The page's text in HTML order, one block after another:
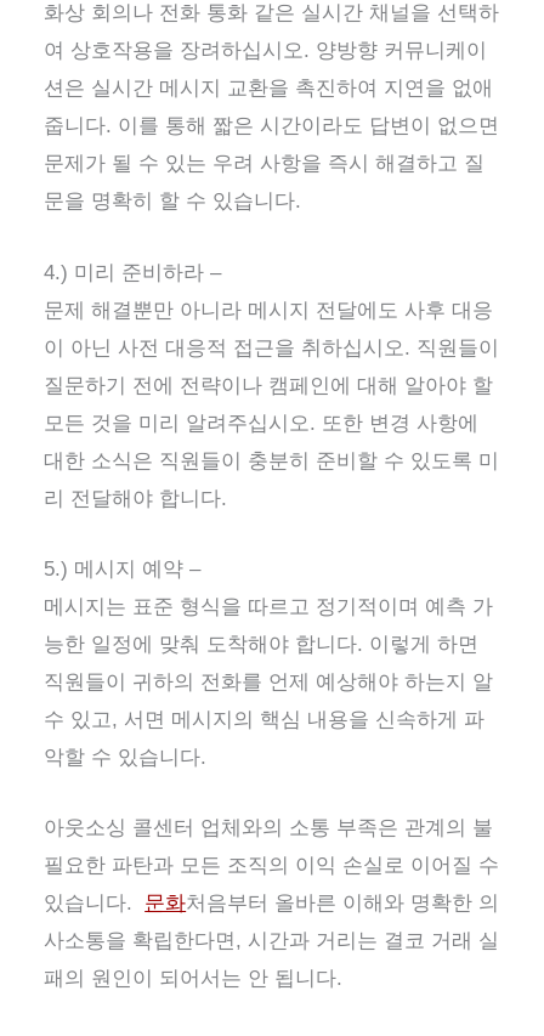
화상 회의나 전화 통화 같은 실시간 채널을 선택하
여 상호작용을 장려하십시오. 양방향 커뮤니케이
션은 실시간 메시지 교환을 촉진하여 지연을 없애
줍니다. 이를 통해 짧은 시간이라도 답변이 없으면
문제가 될 수 있는 우려 사항을 즉시 해결하고 질
문을 명확히 할 수 있습니다.
4.) 미리 준비하라 –
문제 해결뿐만 아니라 메시지 전달에도 사후 대응
이 아닌 사전 대응적 접근을 취하십시오. 직원들이
질문하기 전에 전략이나 캠페인에 대해 알아야 할
모든 것을 미리 알려주십시오. 또한 변경 사항에
대한 소식은 직원들이 충분히 준비할 수 있도록 미
리 전달해야 합니다.
5.) 메시지 예약 –
메시지는 표준 형식을 따르고 정기적이며 예측 가
능한 일정에 맞춰 도착해야 합니다. 이렇게 하면
직원들이 귀하의 전화를 언제 예상해야 하는지 알
수 있고, 서면 메시지의 핵심 내용을 신속하게 파
악할 수 있습니다.
아웃소싱 콜센터 업체와의 소통 부족은 관계의 불
필요한 파탄과 모든 조직의 이익 손실로 이어질 수
있습니다. 문화처음부터 올바른 이해와 명확한 의
사소통을 확립한다면, 시간과 거리는 결코 거래 실
패의 원인이 되어서는 안 됩니다.